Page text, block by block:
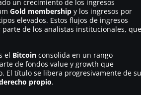
un crecimiento de los ingresos
Gold membership y los ingresos por
elevados. Estos flujos de ingresos
de los analistas institucionales, que
el Bitcoin consolida en un rango
de fondos value y growth que
El título se libera progresivamente de su
propio.